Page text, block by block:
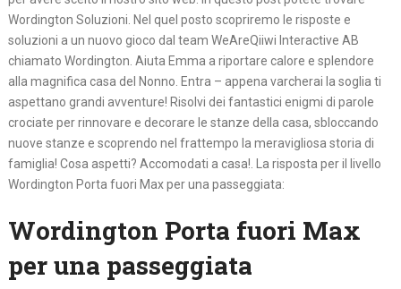
Wordington Soluzioni. Nel quel posto scopriremo le risposte e
soluzioni a un nuovo gioco dal team WeAreQiiwi Interactive AB
chiamato Wordington. Aiuta Emma a riportare calore e splendore
alla magnifica casa del Nonno. Entra – appena varcherai la soglia ti
aspettano grandi avventure! Risolvi dei fantastici enigmi di parole
crociate per rinnovare e decorare le stanze della casa, sbloccando
nuove stanze e scoprendo nel frattempo la meravigliosa storia di
famiglia! Cosa aspetti? Accomodati a casa!. La risposta per il livello
Wordington Porta fuori Max per una passeggiata:
Wordington Porta fuori Max
per una passeggiata